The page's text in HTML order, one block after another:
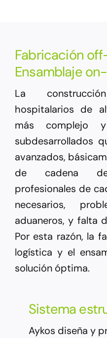
Fabricación
Ensamblaje
La
hospitalarios de
más complejo
subdesarrollados
avanzados,
de cadena
profesionales de
necesarios,
aduaneros, y falta
Por esta razón, la
logística y el
solución óptima.
Sistema
Aykos diseña y